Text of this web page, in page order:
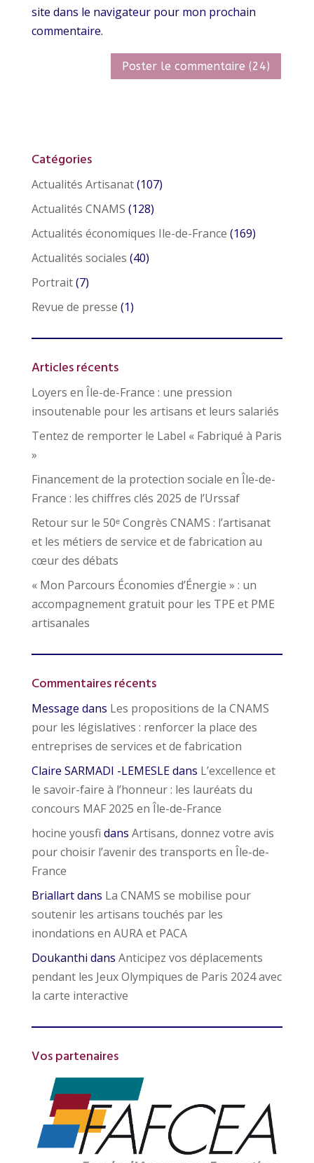
site dans le navigateur pour mon prochain
commentaire.
Catégories
Actualités Artisanat(107)
Actualités CNAMS (128)
Actualités économiques Ile-de-France (169)
Actualités sociales (40)
Portrait(7)
Revue de presse (1)
Articles récents
Loyers en Île-de-France : une pression
insoutenable pour les artisans et leurs salariés
Tentez de remporter le Label « Fabriqué à Paris
»
Financement de la protection sociale en Île-de-
France : les chiffres clés 2025 de l’Urssaf
Retour sur le 50ᵉ Congrès CNAMS : l’artisanat
et les métiers de service et de fabrication au
cœur des débats
« Mon Parcours Économies d’Énergie » : un
accompagnement gratuit pour les TPE et PME
artisanales
Commentaires récents
Message dans Les propositions de la CNAMS
pour les législatives : renforcer la place des
entreprises de services et de fabrication
Claire SARMADI -LEMESLEdans L’excellence et
le savoir-faire à l’honneur : les lauréats du
concours MAF 2025 en Île-de-France
hocine yousfi dans Artisans, donnez votre avis
pour choisir l’avenir des transports en Île-de-
France
Briallartdans La CNAMS se mobilise pour
soutenir les artisans touchés par les
inondations en AURA et PACA
Doukanthi dans Anticipez vos déplacements
pendant les Jeux Olympiques de Paris 2024 avec
la carte interactive
Vos partenaires